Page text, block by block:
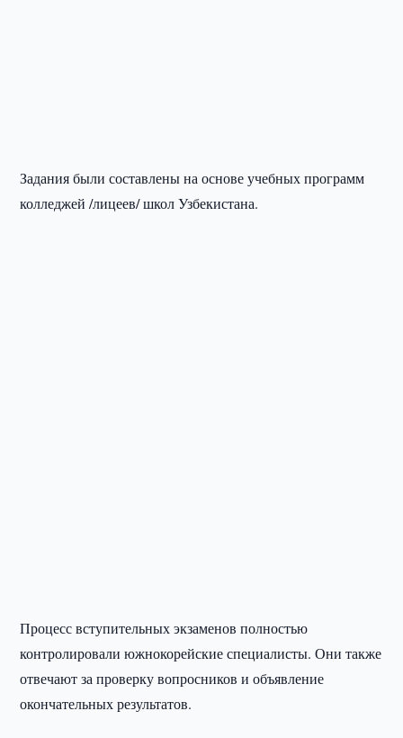
Задания были составлены на основе учебных программ
колледжей /лицеев/ школ Узбекистана.
Процесс вступительных экзаменов полностью
контролировали южнокорейские специалисты. Они также
отвечают за проверку вопросников и объявление
окончательных результатов.